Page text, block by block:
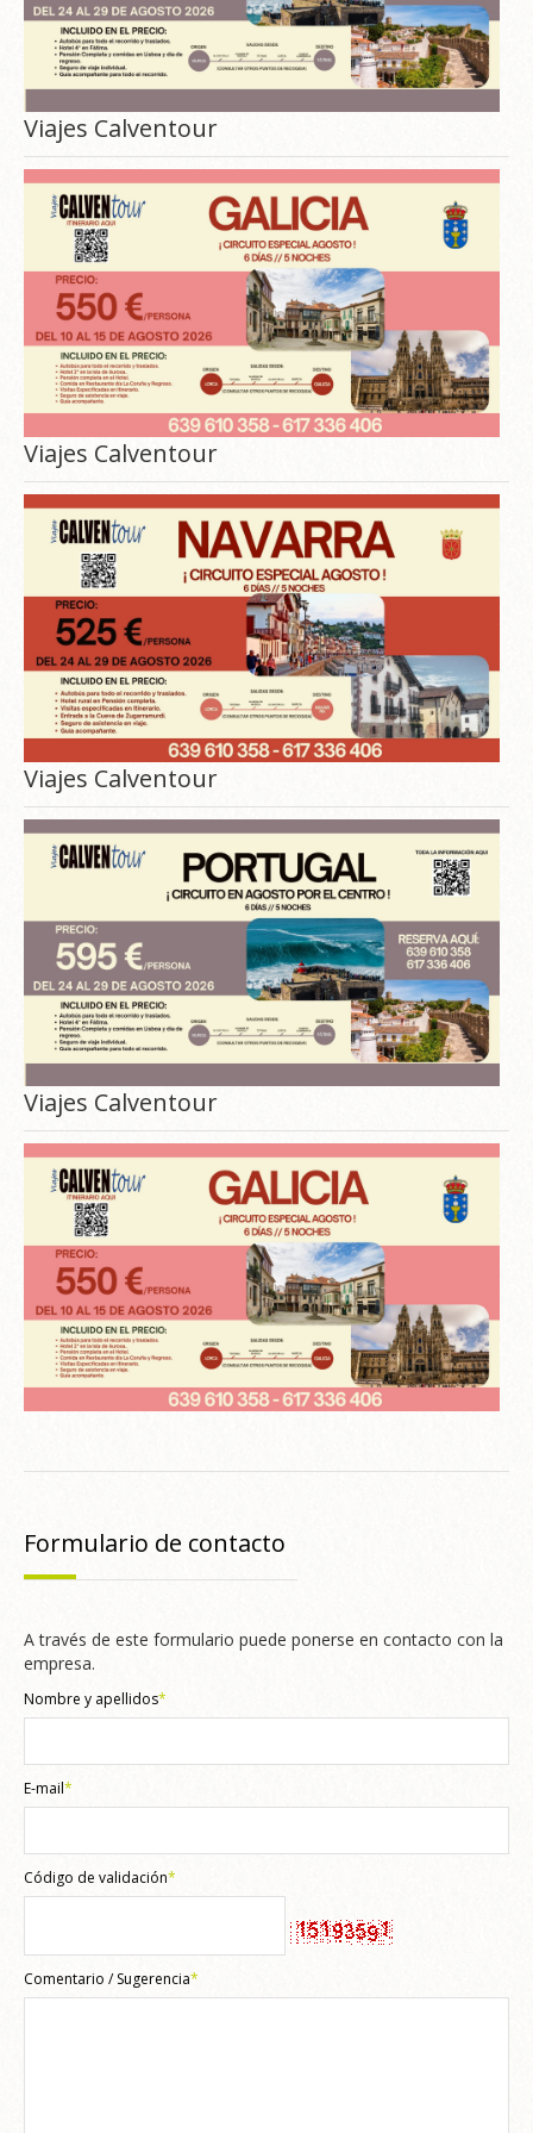
Viajes Calventour
Viajes Calventour
Viajes Calventour
Viajes Calventour
Formulario de contacto
A través de este formulario puede ponerse en contacto con la
empresa.
Nombre y apellidos*
E-mail*
Código de validación*
Comentario / Sugerencia*